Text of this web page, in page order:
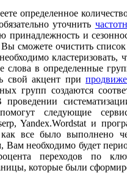
определенное
уточнить
принадлежность и
сможете очистить
кластеризовать,
слова в определенные
свой акцент при
групп создаются
следующие
Yandex.Wordstat и
все было выполнено
Вам необходимо будет
переходов по
которые были